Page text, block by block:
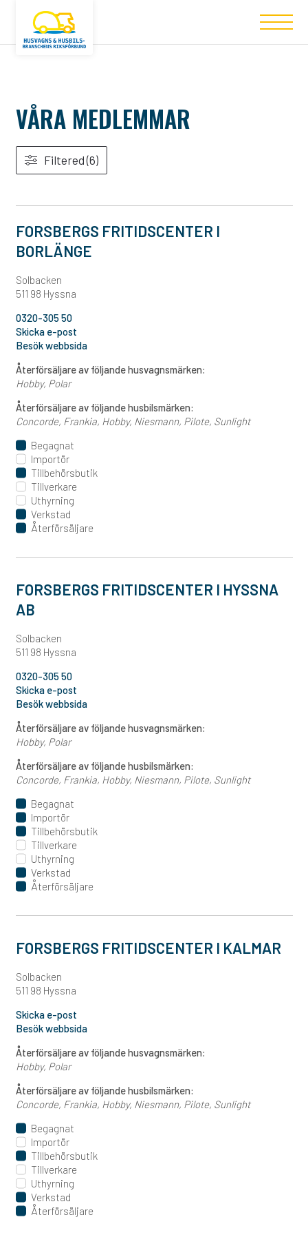
VÅRA MEDLEMMAR
Filtered (6)
FORSBERGS FRITIDSCENTER I
BORLÄNGE
Solbacken
511 98 Hyssna
0320-305 50
Skicka e-post
Besök webbsida
Återförsäljare av följande husvagnsmärken:
Hobby Polar
Återförsäljare av följande husbilsmärken:
Concorde Frankia Hobby Niesmann Pilote Sunlight
Begagnat
Importör
Tillbehörsbutik
Tillverkare
Uthyrning
Verkstad
Återförsäljare
FORSBERGS FRITIDSCENTER I HYSSNA
AB
Solbacken
511 98 Hyssna
0320-305 50
Skicka e-post
Besök webbsida
Återförsäljare av följande husvagnsmärken:
Hobby Polar
Återförsäljare av följande husbilsmärken:
Concorde Frankia Hobby Niesmann Pilote Sunlight
Begagnat
Importör
Tillbehörsbutik
Tillverkare
Uthyrning
Verkstad
Återförsäljare
FORSBERGS FRITIDSCENTER I KALMAR
Solbacken
511 98 Hyssna
Skicka e-post
Besök webbsida
Återförsäljare av följande husvagnsmärken:
Hobby Polar
Återförsäljare av följande husbilsmärken:
Concorde Frankia Hobby Niesmann Pilote Sunlight
Begagnat
Importör
Tillbehörsbutik
Tillverkare
Uthyrning
Verkstad
Återförsäljare